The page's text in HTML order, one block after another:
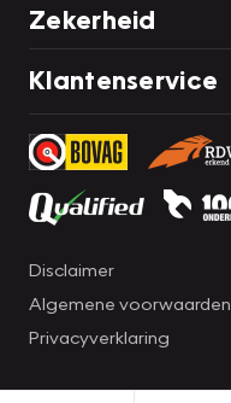
Zekerheid
Klantenservice
Disclaimer
Algemene voorwaarden
Privacyverklaring